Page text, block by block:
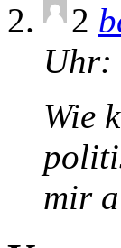
2
Uhr:
Wie
mir